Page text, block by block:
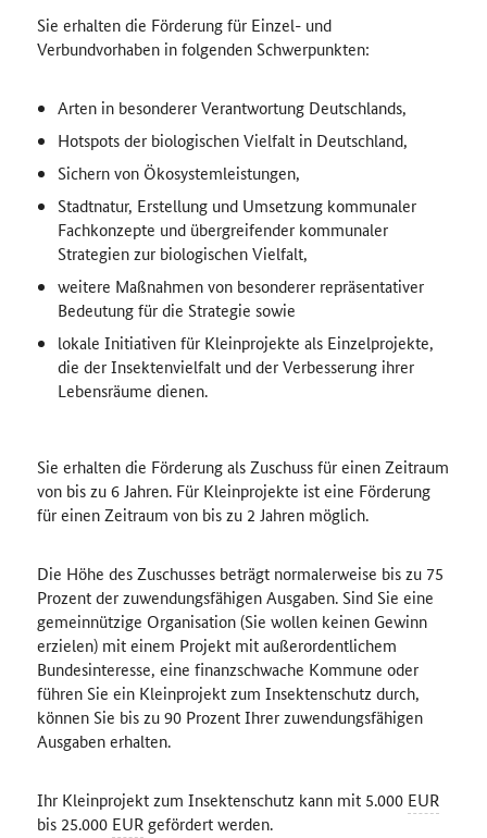
Sie erhalten die Förderung für Einzel- und
Verbundvorhaben in folgenden Schwerpunkten:
Arten in besonderer Verantwortung Deutschlands,
Hotspots der biologischen Vielfalt in Deutschland,
Sichern von Ökosystemleistungen,
Stadtnatur, Erstellung und Umsetzung kommunaler
Fachkonzepte und übergreifender kommunaler
Strategien zur biologischen Vielfalt,
weitere Maßnahmen von besonderer repräsentativer
Bedeutung für die Strategie sowie
lokale Initiativen für Kleinprojekte als Einzelprojekte,
die der Insektenvielfalt und der Verbesserung ihrer
Lebensräume dienen.
Sie erhalten die Förderung als Zuschuss für einen Zeitraum
von bis zu 6 Jahren. Für Kleinprojekte ist eine Förderung
für einen Zeitraum von bis zu 2 Jahren möglich.
Die Höhe des Zuschusses beträgt normalerweise bis zu 75
Prozent der zuwendungsfähigen Ausgaben. Sind Sie eine
gemeinnützige Organisation (Sie wollen keinen Gewinn
erzielen) mit einem Projekt mit außerordentlichem
Bundesinteresse, eine finanzschwache Kommune oder
führen Sie ein Kleinprojekt zum Insektenschutz durch,
können Sie bis zu 90 Prozent Ihrer zuwendungsfähigen
Ausgaben erhalten.
Ihr Kleinprojekt zum Insektenschutz kann mit 5.000 EUR
bis 25.000 EURgefördert werden.